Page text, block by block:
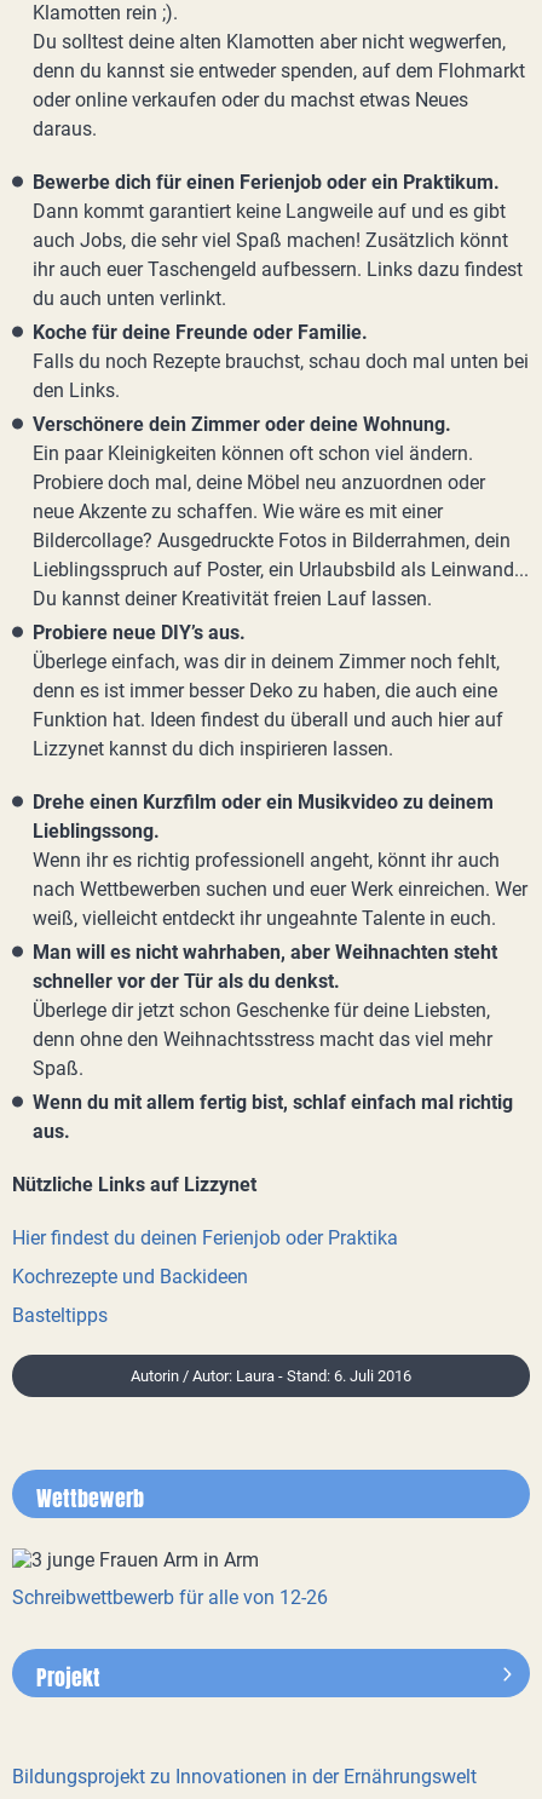
Klamotten rein ;).
Du solltest deine alten Klamotten aber nicht wegwerfen,
denn du kannst sie entweder spenden, auf dem Flohmarkt
oder online verkaufen oder du machst etwas Neues
daraus.
Bewerbe dich für einen Ferienjob oder ein Praktikum.
Dann kommt garantiert keine Langweile auf und es gibt
auch Jobs, die sehr viel Spaß machen! Zusätzlich könnt
ihr auch euer Taschengeld aufbessern. Links dazu findest
du auch unten verlinkt.
Koche für deine Freunde oder Familie.
Falls du noch Rezepte brauchst, schau doch mal unten bei
den Links.
Verschönere dein Zimmer oder deine Wohnung.
Ein paar Kleinigkeiten können oft schon viel ändern.
Probiere doch mal, deine Möbel neu anzuordnen oder
neue Akzente zu schaffen. Wie wäre es mit einer
Bildercollage? Ausgedruckte Fotos in Bilderrahmen, dein
Lieblingsspruch auf Poster, ein Urlaubsbild als Leinwand...
Du kannst deiner Kreativität freien Lauf lassen.
Probiere neue DIY’s aus.
Überlege einfach, was dir in deinem Zimmer noch fehlt,
denn es ist immer besser Deko zu haben, die auch eine
Funktion hat. Ideen findest du überall und auch hier auf
Lizzynet kannst du dich inspirieren lassen.
Drehe einen Kurzfilm oder ein Musikvideo zu deinem
Lieblingssong.
Wenn ihr es richtig professionell angeht, könnt ihr auch
nach Wettbewerben suchen und euer Werk einreichen. Wer
weiß, vielleicht entdeckt ihr ungeahnte Talente in euch.
Man will es nicht wahrhaben, aber Weihnachten steht
schneller vor der Tür als du denkst.
Überlege dir jetzt schon Geschenke für deine Liebsten,
denn ohne den Weihnachtsstress macht das viel mehr
Spaß.
Wenn du mit allem fertig bist, schlaf einfach mal richtig
aus.
Nützliche Links auf Lizzynet
Hier findest du deinen Ferienjob oder Praktika
Kochrezepte und Backideen
Basteltipps
Autorin / Autor: Laura - Stand: 6. Juli 2016
Wettbewerb
Schreibwettbewerb für alle von 12-26
Projekt
Bildungsprojekt zu Innovationen in der Ernährungswelt